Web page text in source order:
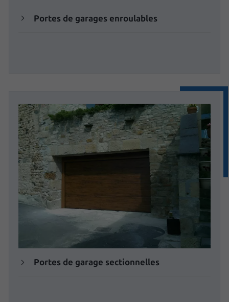
Portes de garages enroulables
Portes de garage sectionnelles